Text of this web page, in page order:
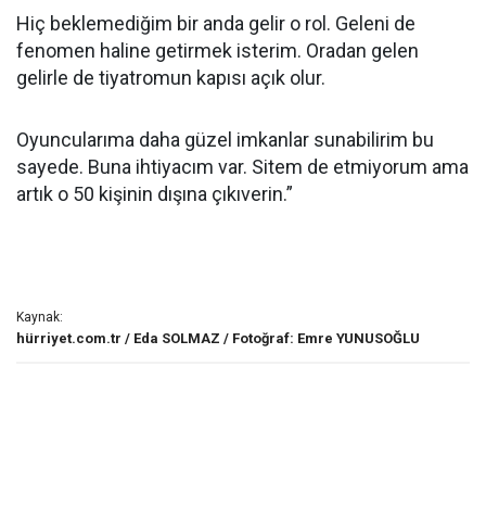
Hiç beklemediğim bir anda gelir o rol. Geleni de
fenomen haline getirmek isterim. Oradan gelen
gelirle de tiyatromun kapısı açık olur.
Oyuncularıma daha güzel imkanlar sunabilirim bu
sayede. Buna ihtiyacım var. Sitem de etmiyorum ama
artık o 50 kişinin dışına çıkıverin.”
Kaynak:
hürriyet.com.tr / Eda SOLMAZ / Fotoğraf: Emre YUNUSOĞLU